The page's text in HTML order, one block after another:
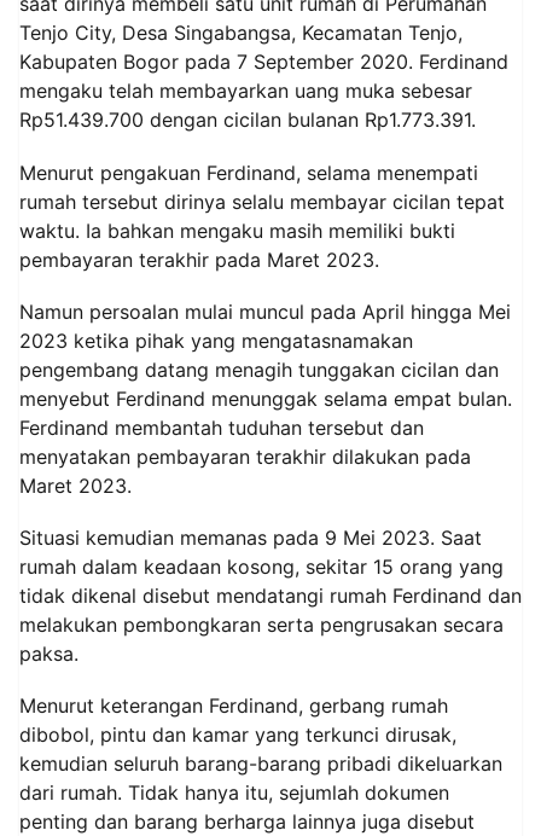
Tenjo City, Desa Singabangsa, Kecamatan Tenjo,
Kabupaten Bogor pada 7 September 2020. Ferdinand
mengaku telah membayarkan uang muka sebesar
Rp51.439.700 dengan cicilan bulanan Rp1.773.391.
Menurut pengakuan Ferdinand, selama menempati
rumah tersebut dirinya selalu membayar cicilan tepat
waktu. Ia bahkan mengaku masih memiliki bukti
pembayaran terakhir pada Maret 2023.
Namun persoalan mulai muncul pada April hingga Mei
2023 ketika pihak yang mengatasnamakan
pengembang datang menagih tunggakan cicilan dan
menyebut Ferdinand menunggak selama empat bulan.
Ferdinand membantah tuduhan tersebut dan
menyatakan pembayaran terakhir dilakukan pada
Maret 2023.
Situasi kemudian memanas pada 9 Mei 2023. Saat
rumah dalam keadaan kosong, sekitar 15 orang yang
tidak dikenal disebut mendatangi rumah Ferdinand dan
melakukan pembongkaran serta pengrusakan secara
paksa.
Menurut keterangan Ferdinand, gerbang rumah
dibobol, pintu dan kamar yang terkunci dirusak,
kemudian seluruh barang-barang pribadi dikeluarkan
dari rumah. Tidak hanya itu, sejumlah dokumen
penting dan barang berharga lainnya juga disebut